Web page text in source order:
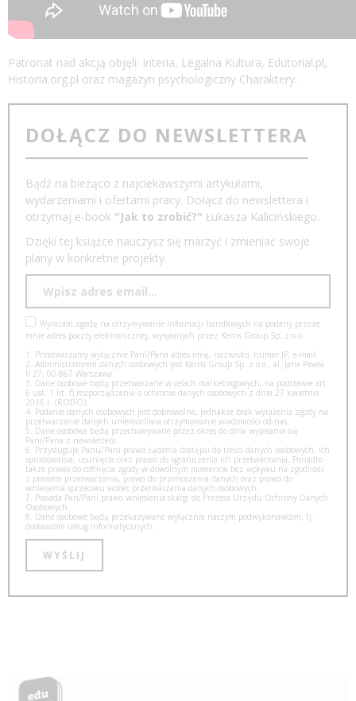
Patronat nad akcją objęli: Interia, Legalna Kultura, Edutorial.pl,
Historia.org.pl oraz magazyn psychologiczny Charaktery.
DOŁĄCZ DO NEWSLETTERA
Bądź na bieżąco z najciekawszymi artykułami,
wydarzeniami i ofertami pracy. Dołącz do newslettera i
otrzymaj e-book "Jak to zrobić?" Łukasza Kalicińskiego.
Dzięki tej książce nauczysz się marzyć i zmieniać swoje
plany w konkretne projekty.
Wyrażam zgodę na otrzymywanie informacji handlowych na podany przeze
mnie adres poczty elektronicznej, wysyłanych przez Kerris Group Sp. z o.o.
1. Przetwarzamy wyłącznie Pani/Pana adres imię, nazwisko, numer IP, e-mail.
2. Administratorem danych osobowych jest Kerris Group Sp. z o.o., al. Jana Pawła
II 27, 00-867 Warszawa.
3. Dane osobowe będą przetwarzane w celach marketingowych, na podstawie art.
6 ust. 1 lit. f) rozporządzenia o ochronie danych osobowych z dnia 27 kwietnia
2016 r. (RODO).
4. Podanie danych osobowych jest dobrowolne, jednakże brak wyrażenia zgody na
przetwarzanie danych uniemożliwia otrzymywanie wiadomości od nas.
5. Dane osobowe będą przechowywane przez okres do dnia wypisania się
Pani/Pana z newslettera.
6. Przysługuje Panu/Pani prawo żądania dostępu do treści danych osobowych, ich
sprostowania, usunięcia oraz prawo do ograniczenia ich przetwarzania. Ponadto
także prawo do cofnięcia zgody w dowolnym momencie bez wpływu na zgodność
z prawem przetwarzania, prawo do przenoszenia danych oraz prawo do
wniesienia sprzeciwu wobec przetwarzania danych osobowych,
7. Posiada Pan/Pani prawo wniesienia skargi do Prezesa Urzędu Ochrony Danych
Osobowych.
8. Dane osobowe będą przekazywane wyłącznie naszym podwykonawcom, tj.
dostawcom usług informatycznych.